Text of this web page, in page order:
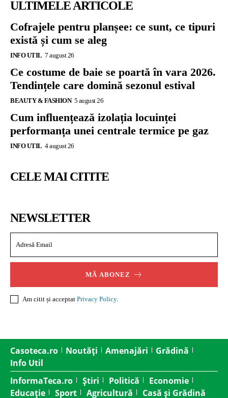
ULTIMELE ARTICOLE
Cofrajele pentru planșee: ce sunt, ce tipuri
există și cum se aleg
INFO UTIL 7 august 26
Ce costume de baie se poartă în vara 2026.
Tendințele care domină sezonul estival
BEAUTY & FASHION 5 august 26
Cum influențează izolația locuinței
performanța unei centrale termice pe gaz
INFO UTIL 4 august 26
CELE MAI CITITE
NEWSLETTER
MĂ ABONEZ
Am citit și acceptat Privacy Policy.
Casoteca.ro Noutăți Amenajări
Grădină
Info Util
InformaTeca.ro
Știri Politică
Economie
Educație
Sport Agricultură Casă și Grădină